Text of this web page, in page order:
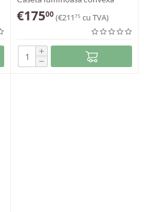
€17500(€211 75 cu TVA)
+
−